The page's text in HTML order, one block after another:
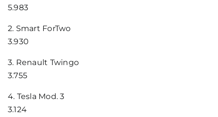
5.983
2. Smart ForTwo
3.930
3. Renault Twingo
3.755
4. Tesla Mod. 3
3.124